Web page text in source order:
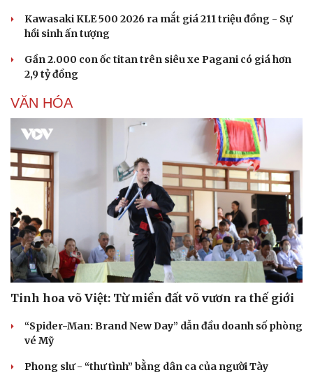
Kawasaki KLE 500 2026 ra mắt giá 211 triệu đồng - Sự
hồi sinh ấn tượng
Gần 2.000 con ốc titan trên siêu xe Pagani có giá hơn
2,9 tỷ đồng
VĂN HÓA
Tinh hoa võ Việt: Từ miền đất võ vươn ra thế giới
“Spider-Man: Brand New Day” dẫn đầu doanh số phòng
vé Mỹ
Phong slư - “thư tình” bằng dân ca của người Tày